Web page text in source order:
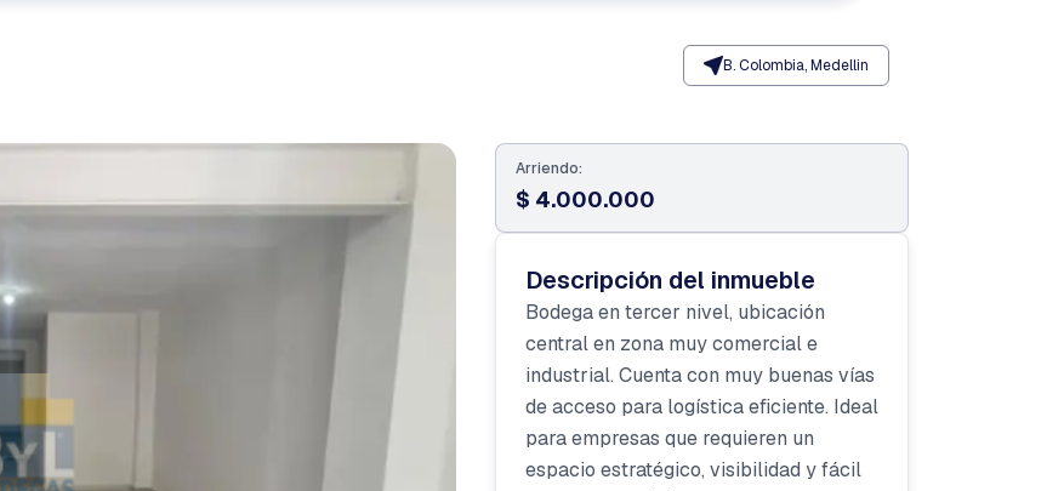
B. Colombia, Medellin
Arriendo:
$ 4.000.000
Descripción del inmueble
Bodega en tercer nivel, ubicación
central en zona muy comercial e
industrial. Cuenta con muy buenas vías
de acceso para logística eficiente. Ideal
para empresas que requieren un
espacio estratégico, visibilidad y fácil